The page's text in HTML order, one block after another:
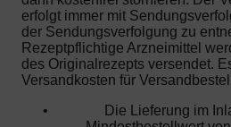
erfolgt immer mit
der Sendungsverfolgung zu
Rezeptpflichtige Arzneimittel
des Originalrezepts versendet.
Versandkosten für
•
Die Lieferung im